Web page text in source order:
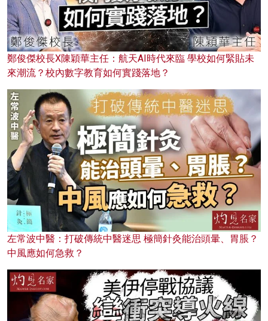
鄭俊傑校長X陳穎華主任：航天AI時代來臨 學校如何緊貼未
來潮流？校內數字教育如何實踐落地？
左常波中醫：打破傳統中醫迷思 極簡針灸能治頭暈、胃脹？
中風應如何急救？